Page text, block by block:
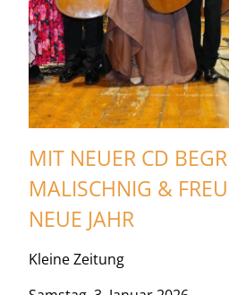
MIT NEUER CD
ALISCHNIG &
EUE JAHR
Kleine Zeitung